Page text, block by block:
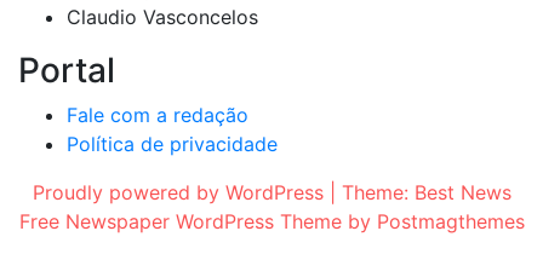
Claudio Vasconcelos
Portal
Fale com a redação
Política de privacidade
Proudly powered by WordPress
Theme: Best News
Free Newspaper WordPress Themeby Postmagthemes